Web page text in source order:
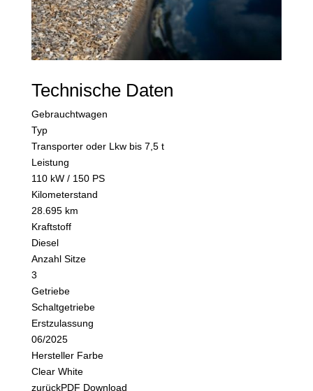
Technische Daten
Gebrauchtwagen
Typ
Transporter oder Lkw bis 7,5 t
Leistung
110 kW / 150 PS
Kilometerstand
28.695 km
Kraftstoff
Diesel
Anzahl Sitze
3
Getriebe
Schaltgetriebe
Erstzulassung
06/2025
Hersteller Farbe
Clear White
zurückPDF Download